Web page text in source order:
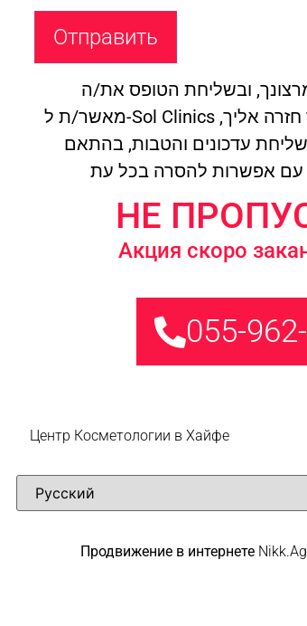
ובשליחת הטופס את/ה
מאשר/ת ל-Sol Clinics להשתמש בהם לצורך חזרה אליך,
ושליחת עדכונים והטבות, בהתאם
НЕ
Акция скоро
055-
Центр Косметологии в Хайфе
Продвижение в интернете